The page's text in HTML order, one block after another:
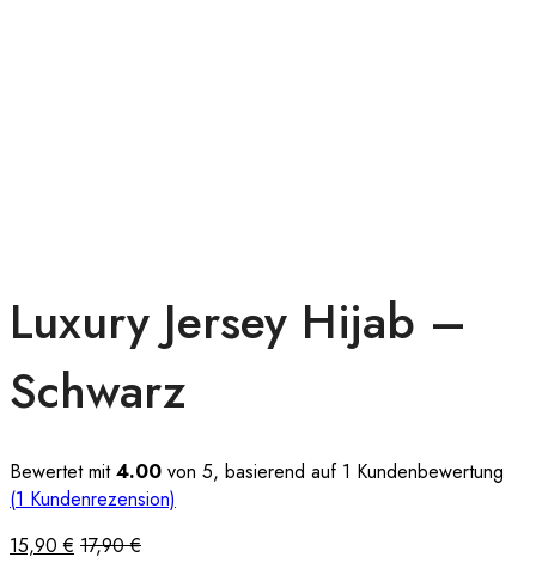
Luxury Jersey Hijab –
Schwarz
Bewertet mit4.00 von 5, basierend auf 1 Kundenbewertung
(1 Kundenrezension)
15,90€ 17,90€